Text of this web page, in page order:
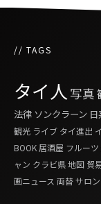
// TAGS
タイ人 写真
法律 ソンクラーン
観光 ライブ タイ進出
BOOK 居酒屋 フルーツ
ャン クラビ県地図 貿
画ニュース 両替サロン